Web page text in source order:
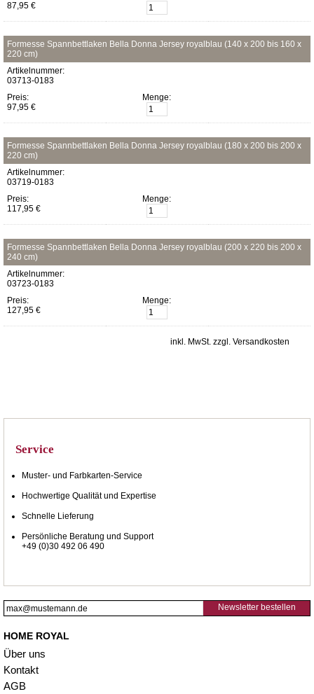
87,95 €
Formesse Spannbettlaken Bella Donna Jersey royalblau (140 x 200 bis 160 x
220 cm)
Artikelnummer:
03713-0183
Preis:
97,95 €
Menge:
Formesse Spannbettlaken Bella Donna Jersey royalblau (180 x 200 bis 200 x
220 cm)
Artikelnummer:
03719-0183
Preis:
117,95 €
Menge:
Formesse Spannbettlaken Bella Donna Jersey royalblau (200 x 220 bis 200 x
240 cm)
Artikelnummer:
03723-0183
Preis:
127,95 €
Menge:
inkl. MwSt. zzgl. Versandkosten
Service
Muster- und Farbkarten-Service
Hochwertige Qualität und Expertise
Schnelle Lieferung
Persönliche Beratung und Support
+49 (0)30 492 06 490
Newsletter bestellen
HOME ROYAL
Über uns
Kontakt
AGB